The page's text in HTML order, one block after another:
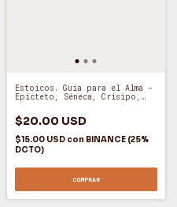
Estoicos. Guía para el Alma -
Epícteto, Séneca, Crisipo,
$20.00 USD
$15.00 USD con BINANCE (25%
DCTO)
COMPRAR